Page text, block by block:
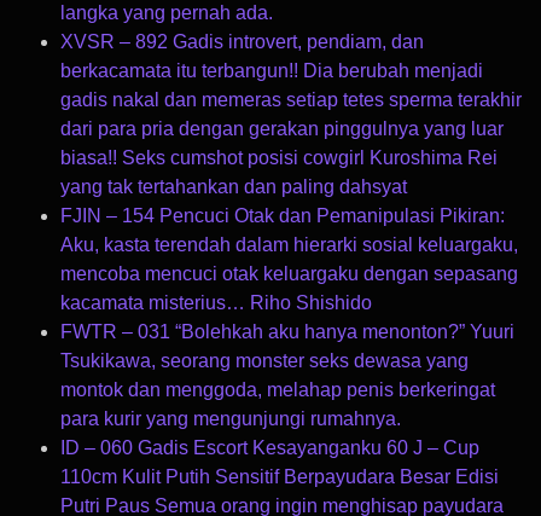
langka yang pernah ada.
XVSR – 892 Gadis introvert, pendiam, dan
berkacamata itu terbangun!! Dia berubah menjadi
gadis nakal dan memeras setiap tetes sperma terakhir
dari para pria dengan gerakan pinggulnya yang luar
biasa!! Seks cumshot posisi cowgirl Kuroshima Rei
yang tak tertahankan dan paling dahsyat
FJIN – 154 Pencuci Otak dan Pemanipulasi Pikiran:
Aku, kasta terendah dalam hierarki sosial keluargaku,
mencoba mencuci otak keluargaku dengan sepasang
kacamata misterius… Riho Shishido
FWTR – 031 “Bolehkah aku hanya menonton?” Yuuri
Tsukikawa, seorang monster seks dewasa yang
montok dan menggoda, melahap penis berkeringat
para kurir yang mengunjungi rumahnya.
ID – 060 Gadis Escort Kesayanganku 60 J – Cup
110cm Kulit Putih Sensitif Berpayudara Besar Edisi
Putri Paus Semua orang ingin menghisap payudara